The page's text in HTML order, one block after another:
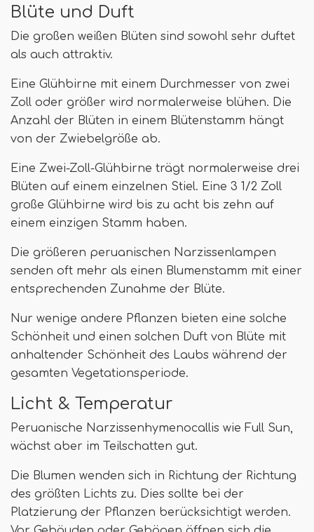
Blüte und Duft
Die großen weißen Blüten sind sowohl sehr duftet
als auch attraktiv.
Eine Glühbirne mit einem Durchmesser von zwei
Zoll oder größer wird normalerweise blühen. Die
Anzahl der Blüten in einem Blütenstamm hängt
von der Zwiebelgröße ab.
Eine Zwei-Zoll-Glühbirne trägt normalerweise drei
Blüten auf einem einzelnen Stiel. Eine 3 1/2 Zoll
große Glühbirne wird bis zu acht bis zehn auf
einem einzigen Stamm haben.
Die größeren peruanischen Narzissenlampen
senden oft mehr als einen Blumenstamm mit einer
entsprechenden Zunahme der Blüte.
Nur wenige andere Pflanzen bieten eine solche
Schönheit und einen solchen Duft von Blüte mit
anhaltender Schönheit des Laubs während der
gesamten Vegetationsperiode.
Licht & Temperatur
Peruanische Narzissenhymenocallis wie Full Sun,
wächst aber im Teilschatten gut.
Die Blumen wenden sich in Richtung der Richtung
des größten Lichts zu. Dies sollte bei der
Platzierung der Pflanzen berücksichtigt werden.